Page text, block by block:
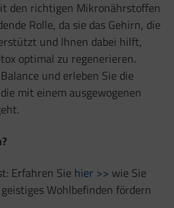
den richtigen Mikronährstoffen
Rolle, da sie das Gehirn, die
und Ihnen dabei hilft,
optimal zu regenerieren.
und erleben Sie die
mit einem ausgewogenen
Erfahren Sie hier >> wie Sie
Wohlbefinden fördern